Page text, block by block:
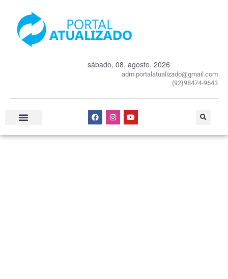
sábado, 08, agosto, 2026
adm.portalatualizado@gmail.com
(92)98474-9643